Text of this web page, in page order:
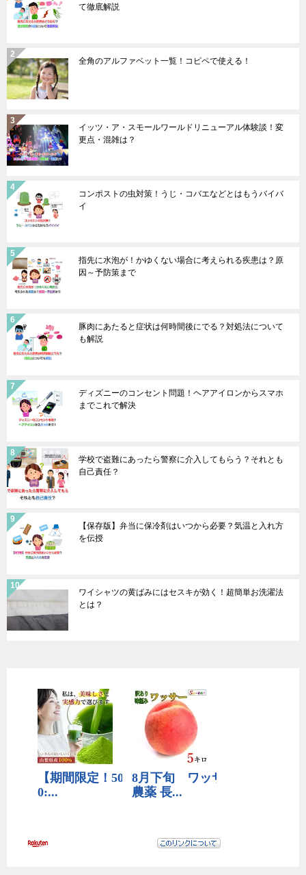
て徹底解説
全角のアルファベット一覧！コピペで使える！
イッツ・ア・スモールワールドリニューアル体験談！変
更点・混雑は？
コンポストの虫対策！うじ・コバエなどとはもうバイバ
イ
指先に水泡が！かゆくない場合に考えられる疾患は？原
因～予防策まで
豚肉にあたると症状は何時間後にでる？対処法について
も解説
ディズニーのコンセント問題！ヘアアイロンからスマホ
までこれで解決
学校で盗難にあったら警察に介入してもらう？それとも
自己責任？
【保存版】弁当に保冷剤はいつから必要？気温と入れ方
を伝授
ワイシャツの黄ばみにはセスキが効く！超簡単お洗濯法
とは？